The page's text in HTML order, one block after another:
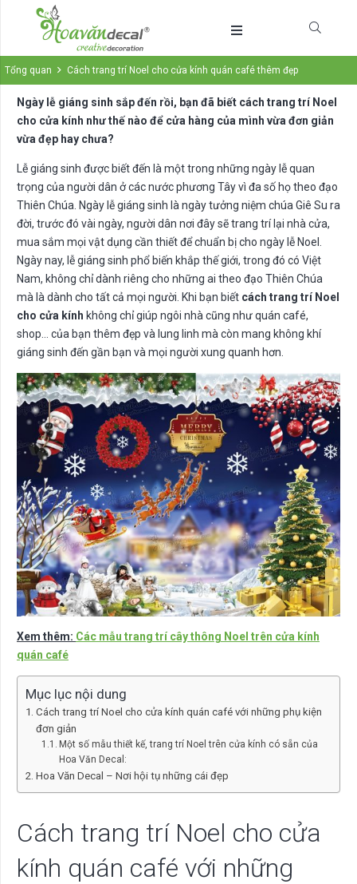
Tổng quan Cách trang trí Noel cho cửa kính quán café thêm đẹp
Ngày lễ giáng sinh sắp đến rồi, bạn đã biết cách trang trí Noel
cho cửa kính như thế nào để cửa hàng của mình vừa đơn giản
vừa đẹp hay chưa?
Lễ giáng sinh được biết đến là một trong những ngày lễ quan
trọng của người dân ở các nước phương Tây vì đa số họ theo đạo
Thiên Chúa. Ngày lễ giáng sinh là ngày tưởng niệm chúa Giê Su ra
đời, trước đó vài ngày, người dân nơi đây sẽ trang trí lại nhà cửa,
mua sắm mọi vật dụng cần thiết để chuẩn bị cho ngày lễ Noel.
Ngày nay, lễ giáng sinh phổ biến khắp thế giới, trong đó có Việt
Nam, không chỉ dành riêng cho những ai theo đạo Thiên Chúa
mà là dành cho tất cả mọi người. Khi bạn biết cách trang trí Noel
cho cửa kính không chỉ giúp ngôi nhà cũng như quán café,
shop… của bạn thêm đẹp và lung linh mà còn mang không khí
giáng sinh đến gần bạn và mọi người xung quanh hơn.
Xem thêm: Các mẫu trang trí cây thông Noel trên cửa kính
quán café
Mục lục nội dung
Cách trang trí Noel cho cửa kính quán café với những phụ kiện
đơn giản
Một số mẫu thiết kế, trang trí Noel trên cửa kính có sẵn của
Hoa Văn Decal:
Hoa Văn Decal – Nơi hội tụ những cái đẹp
Cách trang trí Noel cho cửa
kính quán café với những